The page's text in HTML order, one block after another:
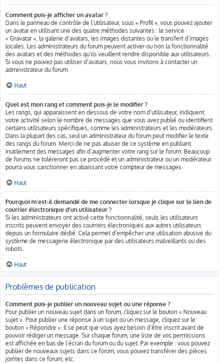
Comment puis-je afficher un avatar ?
Dans le panneau de contrôle de l’utilisateur, sous « Profil », vous pouvez ajouter
un avatar en utilisant une des quatre méthodes suivantes : le service
« Gravatar », la galerie d’avatars, les images distantes ou le transfert d’images
locales. Les administrateurs du forum peuvent activer ou non la fonctionnalité
des avatars et des méthodes qu’ils veuillent rendre disponible aux utilisateurs.
Si vous ne pouvez pas utiliser d’avatars, nous vous invitons à contacter un
administrateur du forum.
Haut
Quel est mon rang et comment puis-je le modifier ?
Les rangs, qui apparaissent en dessous de votre nom d’utilisateur, indiquent
votre activité selon le nombre de messages que vous avez publié ou identifient
certains utilisateurs spécifiques, comme les administrateurs et les modérateurs.
Dans la plupart des cas, seul un administrateur du forum peut modifier le texte
des rangs du forum. Merci de ne pas abuser de ce système en publiant
inutilement des messages afin d’augmenter votre rang sur le forum. Beaucoup
de forums ne toléreront pas ce procédé et un administrateur ou un modérateur
pourra vous sanctionner en abaissant votre compteur de messages.
Haut
Pourquoi m’est-il demandé de me connecter lorsque je clique sur le lien de
courrier électronique d’un utilisateur ?
Si les administrateurs ont activé cette fonctionnalité, seuls les utilisateurs
inscrits peuvent envoyer des courriers électroniques aux autres utilisateurs
depuis un formulaire dédié. Cela permet d’empêcher une utilisation abusive du
système de messagerie électronique par des utilisateurs malveillants ou des
robots.
Haut
Problèmes de publication
Comment puis-je publier un nouveau sujet ou une réponse ?
Pour publier un nouveau sujet dans un forum, cliquez sur le bouton « Nouveau
sujet ». Pour publier une réponse à un sujet ou un message, cliquez sur le
bouton « Répondre ». Il se peut que vous ayez besoin d’être inscrit avant de
pouvoir rédiger un message. Sur chaque forum, une liste de vos permissions
est affichée en bas de l’écran du forum ou du sujet. Par exemple : vous pouvez
publier de nouveaux sujets dans ce forum, vous pouvez transférer des pièces
jointes dans ce forum, etc.